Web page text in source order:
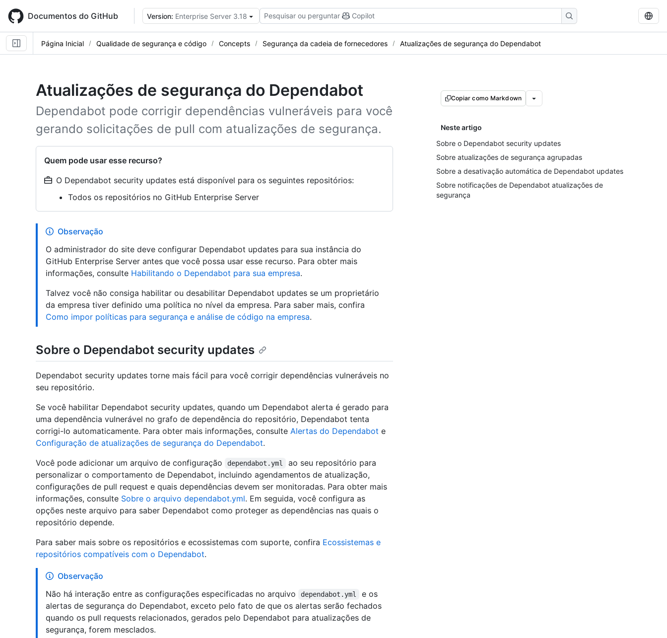
main
content
Documentos do GitHub Version: Enterprise Server 3.18 Pesquisar ou perguntar Copilot
Página Inicial Qualidade de segurança e código Concepts Segurança da cadeia de fornecedores Atualizações de segurança do Dependabot
Atualizações de segurança do Dependabot
Dependabot pode corrigir dependências vulneráveis para você
gerando solicitações de pull com atualizações de segurança.
Quem pode usar esse recurso?
O Dependabot security updates está disponível para os seguintes repositórios:
Todos os repositórios no GitHub Enterprise Server
Copiar como Markdown
Neste artigo
Sobre o Dependabot security updates
Sobre atualizações de segurança agrupadas
Sobre a desativação automática de Dependabot updates
Sobre notificações de Dependabot atualizações de
segurança
Observação
O administrador do site deve configurar Dependabot updates para sua instância do
GitHub Enterprise Server antes que você possa usar esse recurso. Para obter mais
informações, consulte Habilitando o Dependabot para sua empresa.
Talvez você não consiga habilitar ou desabilitar Dependabot updates se um proprietário
da empresa tiver definido uma política no nível da empresa. Para saber mais, confira
Como impor políticas para segurança e análise de código na empresa.
Sobre o Dependabot security updates
Dependabot security updates torne mais fácil para você corrigir dependências vulneráveis no
seu repositório.
Se você habilitar Dependabot security updates, quando um Dependabot alerta é gerado para
uma dependência vulnerável no grafo de dependência do repositório, Dependabot tenta
corrigi-lo automaticamente. Para obter mais informações, consulte Alertas do Dependabot e
Configuração de atualizações de segurança do Dependabot.
Você pode adicionar um arquivo de configuração
dependabot.yml
ao seu repositório para
personalizar o comportamento de Dependabot, incluindo agendamentos de atualização,
configurações de pull request e quais dependências devem ser monitoradas. Para obter mais
informações, consulte Sobre o arquivo dependabot.yml. Em seguida, você configura as
opções neste arquivo para saber Dependabot como proteger as dependências nas quais o
repositório depende.
Para saber mais sobre os repositórios e ecossistemas com suporte, confira Ecossistemas e
repositórios compatíveis com o Dependabot.
Observação
Não há interação entre as configurações especificadas no arquivo
dependabot.yml
e os
alertas de segurança do Dependabot, exceto pelo fato de que os alertas serão fechados
quando os pull requests relacionados, gerados pelo Dependabot para atualizações de
segurança, forem mesclados.